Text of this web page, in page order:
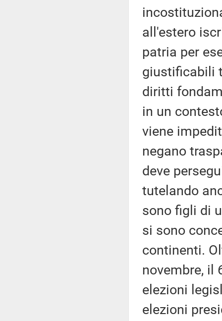
all'estero
patria per
giustificabili
diritti
in un
viene
negano
deve
tutelando
sono figli di
si sono
continenti.
novembre, il
elezioni
elezioni